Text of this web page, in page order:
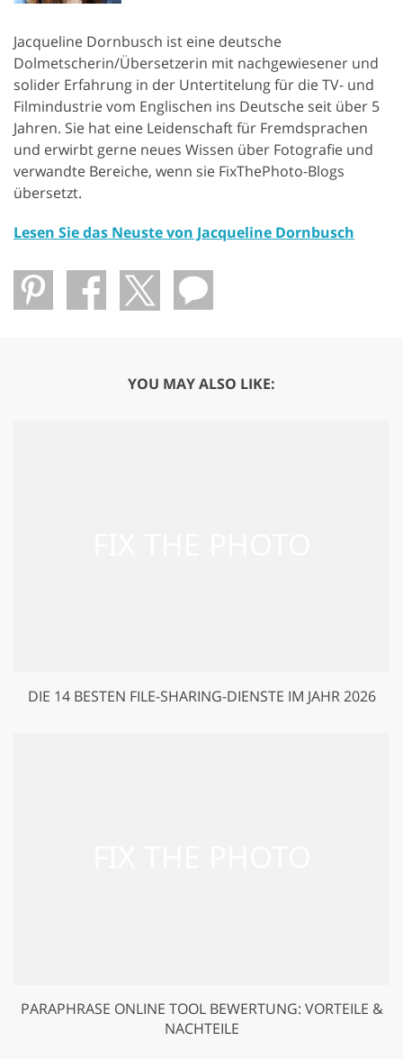
Jacqueline Dornbusch ist eine deutsche
Dolmetscherin/Übersetzerin mit nachgewiesener und
solider Erfahrung in der Untertitelung für die TV- und
Filmindustrie vom Englischen ins Deutsche seit über 5
Jahren. Sie hat eine Leidenschaft für Fremdsprachen
und erwirbt gerne neues Wissen über Fotografie und
verwandte Bereiche, wenn sie FixThePhoto-Blogs
übersetzt.
Lesen Sie das Neuste von Jacqueline Dornbusch
YOU MAY ALSO LIKE:
DIE 14 BESTEN FILE-SHARING-DIENSTE IM JAHR 2026
PARAPHRASE ONLINE TOOL BEWERTUNG: VORTEILE &
NACHTEILE